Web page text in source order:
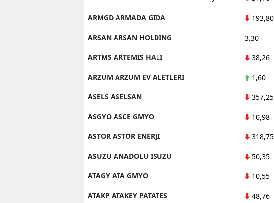
ARMGD ARMADA GIDA 193,80
ARSAN ARSAN HOLDING 3,30
ARTMS ARTEMIS HALI 38,26
ARZUM ARZUM EV ALETLERI 1,60
ASELS ASELSAN 357,25
ASGYO ASCE GMYO 10,98
ASTOR ASTOR ENERJI 318,75
ASUZU ANADOLU ISUZU 50,35
ATAGY ATA GMYO 10,55
ATAKP ATAKEY PATATES 48,76